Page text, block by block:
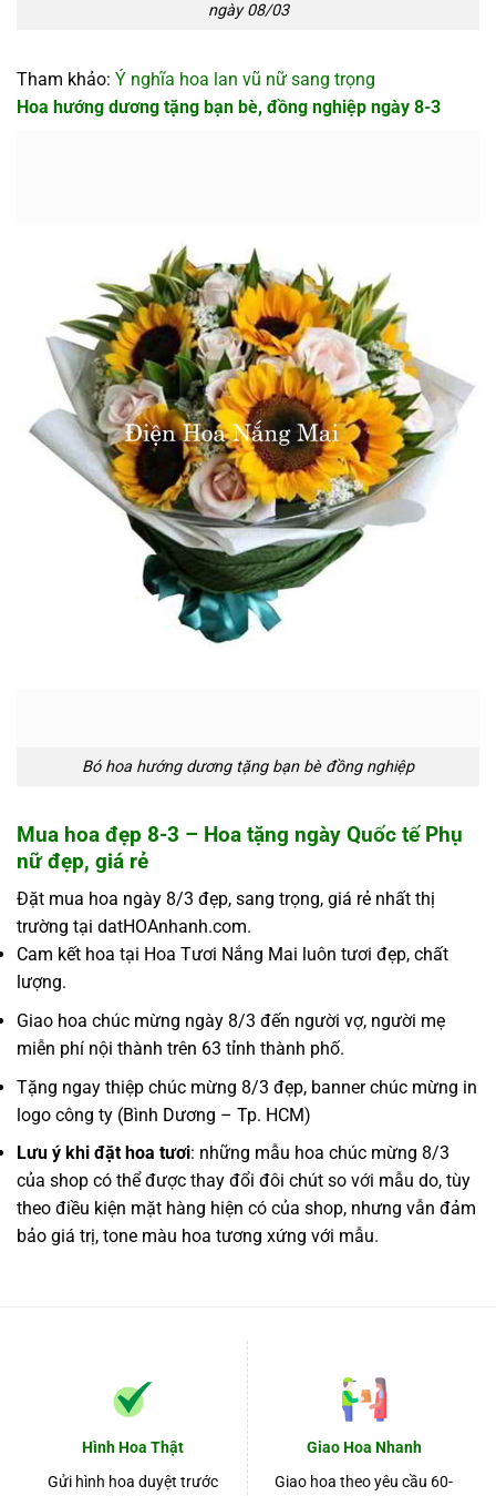
ngày 08/03
Tham khảo: Ý nghĩa hoa lan vũ nữ sang trọng
Hoa hướng dương tặng bạn bè, đồng nghiệp ngày 8-3
Bó hoa hướng dương tặng bạn bè đồng nghiệp
Mua hoa đẹp 8-3 – Hoa tặng ngày Quốc tế Phụ
nữ đẹp, giá rẻ
Đặt mua hoa ngày 8/3 đẹp, sang trọng, giá rẻ nhất thị
trường tại datHOAnhanh.com.
Cam kết hoa tại Hoa Tươi Nắng Mai luôn tươi đẹp, chất
lượng.
Giao hoa chúc mừng ngày 8/3 đến người vợ, người mẹ
miễn phí nội thành trên 63 tỉnh thành phố.
Tặng ngay thiệp chúc mừng 8/3 đẹp, banner chúc mừng in
logo công ty (Bình Dương – Tp. HCM)
Lưu ý khi đặt hoa tươi: những mẫu hoa chúc mừng 8/3
của shop có thể được thay đổi đôi chút so với mẫu do, tùy
theo điều kiện mặt hàng hiện có của shop, nhưng vẫn đảm
bảo giá trị, tone màu hoa tương xứng với mẫu.
Hình Hoa Thật
Gửi hình hoa duyệt trước
Giao Hoa Nhanh
Giao hoa theo yêu cầu 60-